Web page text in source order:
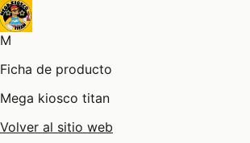
M
Ficha de producto
Mega kiosco titan
Volver al sitio web